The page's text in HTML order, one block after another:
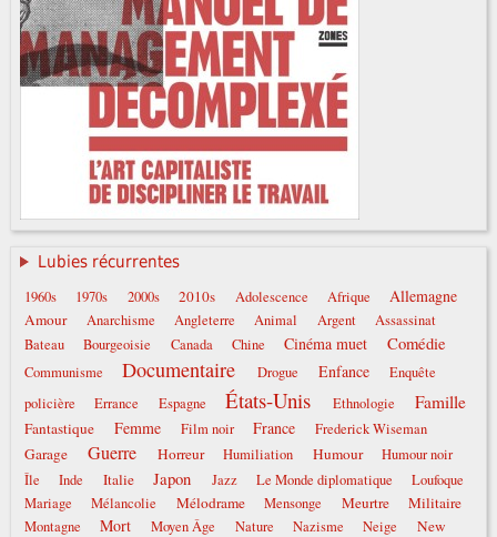
Lubies récurrentes
1960s 1970s 2000s 2010s Adolescence Afrique Allemagne
Amour Anarchisme Angleterre Animal Argent
Assassinat
Bateau
Bourgeoisie Canada Chine Cinéma muet Comédie
Communisme Documentaire Drogue Enfance
Enquête
policière
Errance Espagne États-Unis Ethnologie Famille
Fantastique Femme Film noir France Frederick Wiseman
Garage Guerre Horreur Humiliation Humour
Humour noir
Île
Inde Italie Japon Jazz Le Monde diplomatique
Loufoque
Mariage
Mélancolie Mélodrame Mensonge Meurtre Militaire
Montagne Mort Moyen Âge Nature Nazisme Neige
New